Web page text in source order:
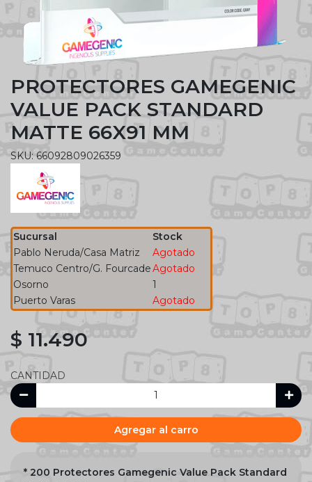
PROTECTORES GAMEGENIC
VALUE PACK STANDARD
MATTE 66X91 MM
SKU: 66092809026359
Sucursal
Stock
Pablo Neruda/Casa Matriz
Agotado
Temuco Centro/G. FourcadeAgotado
Osorno
1
Puerto Varas
Agotado
$ 11.490
CANTIDAD
Agregar al carro
* 200 Protectores Gamegenic Value Pack Standard